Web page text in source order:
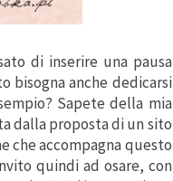
di inserire una pausa
bisogna anche dedicarsi
Sapete della mia
dalla proposta di un sito
che accompagna questo
quindi ad osare, con